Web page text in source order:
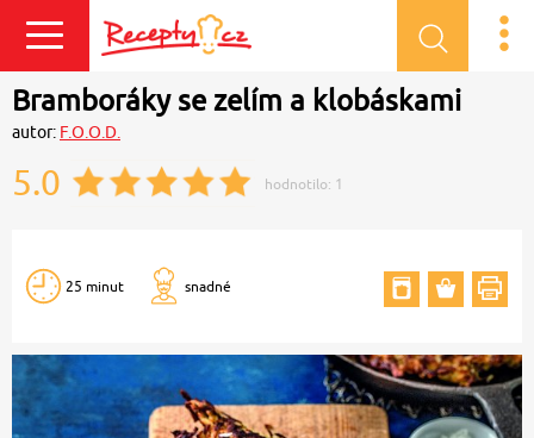
Přihlásit se
Bramboráky se zelím a klobáskami
autor: F.O.O.D.
5.0 hodnotilo: 1
25 minut snadné